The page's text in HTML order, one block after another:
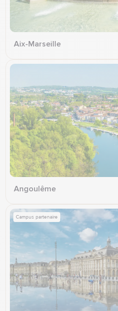
Aix-Marseille
Angoulême
Campus partenaire